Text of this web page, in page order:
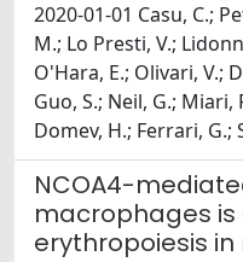
2020-01-01 Casu, C.;
M.; Lo Presti, V.;
O'Hara, E.; Olivari, V.;
Guo, S.; Neil, G.; Miari,
Domev, H.; Ferrari, G.;
NCOA4-
macrophages is
erythropoiesis in